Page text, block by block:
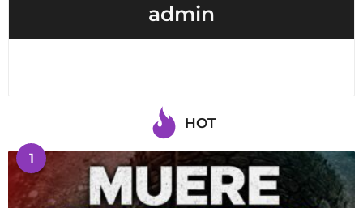
admin
HOT
1